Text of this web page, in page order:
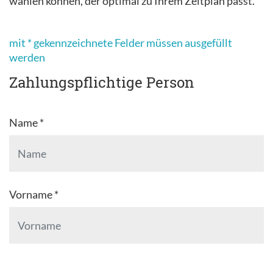
mit * gekennzeichnete Felder müssen ausgefüllt
werden
Zahlungspflichtige Person
Name *
Vorname *